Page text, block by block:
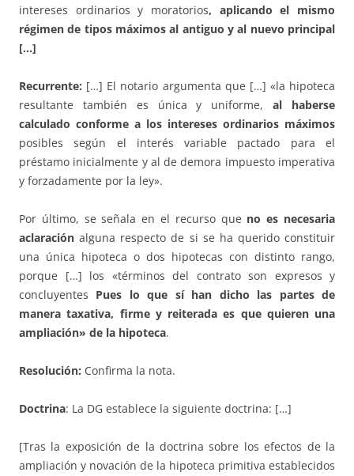
intereses ordinarios y moratorios, aplicando el mismo
régimen de tipos máximos al antiguo y al nuevo principal
[…]
Recurrente: […] El notario argumenta que […] «la hipoteca
resultante también es única y uniforme,al haberse
calculado conforme a los intereses ordinarios máximos
posibles según el interés variable pactado para el
préstamo inicialmente y al de demora impuesto imperativa
y forzadamente por la ley».
Por último, se señala en el recurso que no es necesaria
aclaración alguna respecto de si se ha querido constituir
una única hipoteca o dos hipotecas con distinto rango,
porque […] los «términos del contrato son expresos y
concluyentes Pues lo que sí han dicho las partes de
manera taxativa, firme y reiterada es que quieren una
ampliación» de la hipoteca.
Resolución: Confirma la nota.
Doctrina: La DG establece la siguiente doctrina: […]
[Tras la exposición de la doctrina sobre los efectos de la
ampliación y novación de la hipoteca primitiva establecidos